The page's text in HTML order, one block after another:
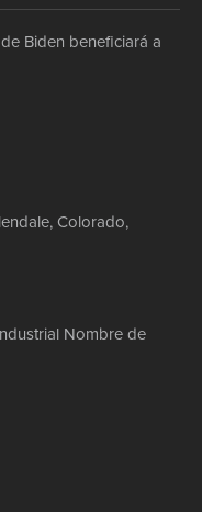
Biden beneficiará a
Colorado,
Nombre de